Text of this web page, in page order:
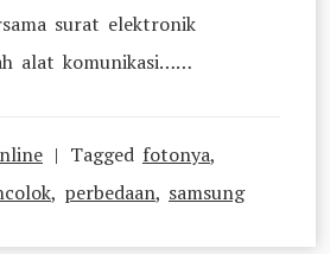
surat elektronik
alat komunikasi……
Tagged fotonya,
, perbedaan, samsung